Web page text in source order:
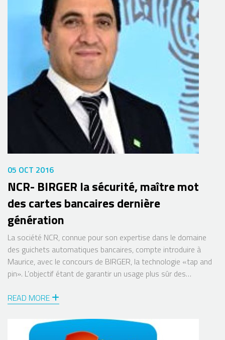
05 OCT 2016
NCR- BIRGER la sécurité, maître mot
des cartes bancaires dernière
génération
La société NCR, connue pour son expertise dans le domaine
des guichets automatiques bancaires, compte introduire à
Maurice, avec le concours de BIRGER, la technologie «tap and
pin». L’objectif étant de garantir un usage plus sûr des
READ MORE